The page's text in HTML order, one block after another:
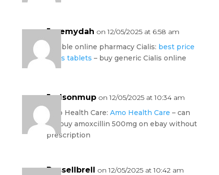
Jeremydah on 12/05/2025 at 6:58 am
reliable online pharmacy Cialis: best price
Cialis tablets – buy generic Cialis online
Judsonmup on 12/05/2025 at 10:34 am
Amo Health Care: Amo Health Care – can
we buy amoxcillin 500mg on ebay without
prescription
Russellbrell on 12/05/2025 at 10:42 am